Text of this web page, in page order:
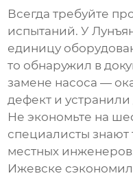
Всегда требуйте
испытаний. У
единицу
то обнаружил в
замене насоса —
дефект и устранили
Не экономьте на
специалисты знают
местных
Ижевске